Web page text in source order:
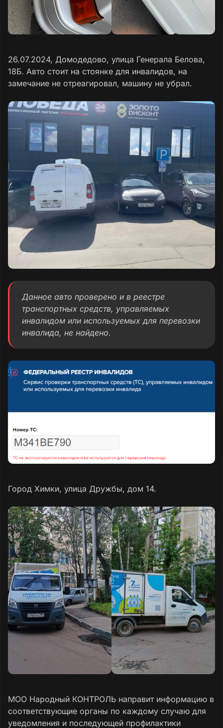
26.07.2024, Домодедово, улица Генерала Белова,
18Б. Авто стоит на стоянке для инвалидов, на
замечание не отреагировал, машину не убрал.
Данное авто проверено и в реестре
транспортных средств, управляемых
инвалидом или используемых для перевозки
инвалида, не найдено.
Город Химки, улица Дружбы, дом 14.
МОО Народный КОНТРОЛЬ направит информацию в
соответствующие органы по каждому случаю для
уведомления и последующей профилактики